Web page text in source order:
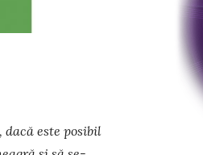
este po­sibil